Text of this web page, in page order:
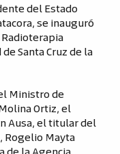
del Estado
se inauguró
Santa Cruz de la
Ministro de
Ortiz, el
Ausa, el titular del
Rogelio Mayta
de la Agencia